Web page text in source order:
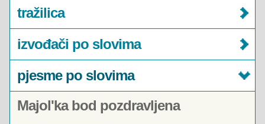
tražilica
izvođači po slovima
pjesme po slovima
Majol'ka bod pozdravljena